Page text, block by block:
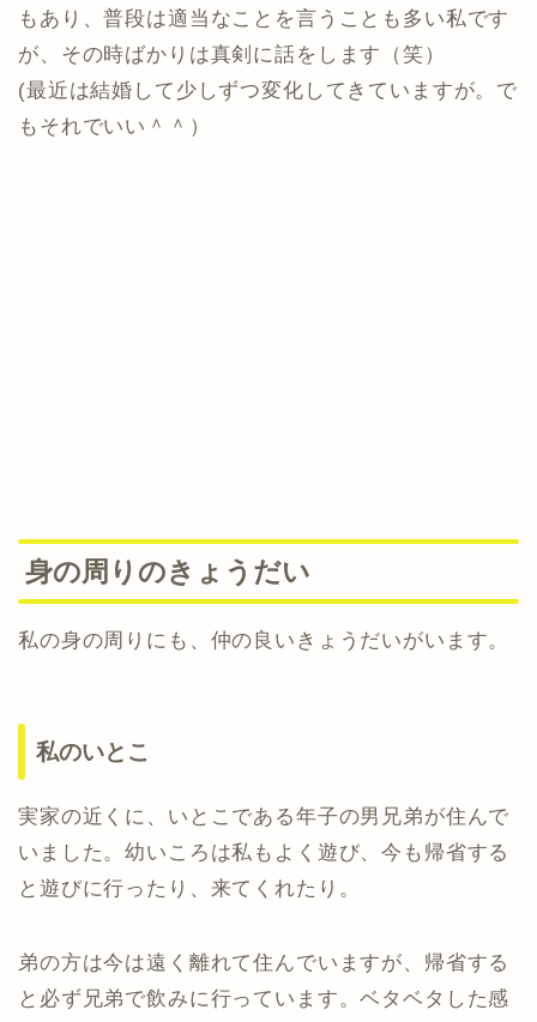
もあり、普段は適当なことを言うことも多い私です
が、その時ばかりは真剣に話をします（笑）
(最近は結婚して少しずつ変化してきていますが。で
もそれでいい＾＾）
身の周りのきょうだい
私の身の周りにも、仲の良いきょうだいがいます。
私のいとこ
実家の近くに、いとこである年子の男兄弟が住んで
いました。幼いころは私もよく遊び、今も帰省する
と遊びに行ったり、来てくれたり。
弟の方は今は遠く離れて住んでいますが、帰省する
と必ず兄弟で飲みに行っています。ベタベタした感